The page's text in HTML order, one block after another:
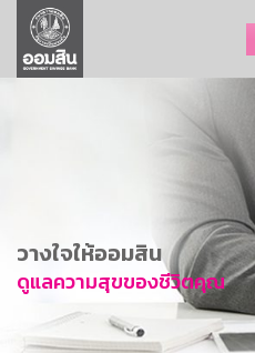
ลูกค้าธุรกิจ
ลูกค้าผู้ประกอบรายย่อย
การพัฒนาที่ยั่งยืน
ข่าวสาร
บริการทางการเงิน
อื่นๆ
วางใจให้ออมสิน
ดูแลความสุขของชีวิตคุณ